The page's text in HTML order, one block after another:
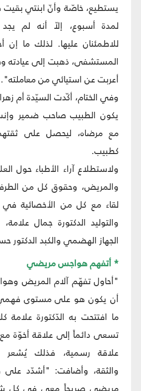
يستطيع، خاصّة وأنّ ابنتي
لمدة أسبوع، إلاّ أنه لم
للاطمئنان عليها. لذلك ما إن
المستشفى، ذهبت إلى عيادته
أعربت عن استيائي من معاملته".
وفي الختام، أكّدت السيّدة أم
يكون الطبيب صاحب ضمير
مع مرضاه، ليحصل على
كطبيب.
ولاستطلاع آراء الأطباء حول
والمريض، وحقوق كل من
لقاء مع كل من الأخصائية في
والتوليد الدكتورة جمال
الجهاز الهضمي والكبد
* أتفهم هواجس مريضي
"أحاول تفهّم آلام المريض
أن يكون هو على مستوى
ما افتتحت به الدّكتورة علامة
تسعى دائماً إلى علاقة أخوّة
علاقة رسمية، فذلك يُشعر
والثقة، وأضافت: "أشدّد على